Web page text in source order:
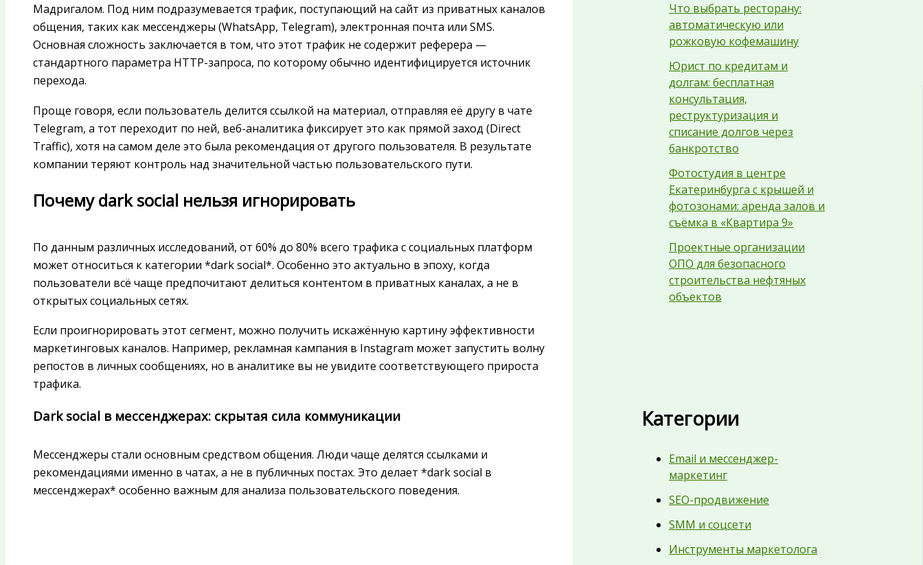
Мадригалом. Под ним подразумевается трафик, поступающий на сайт из приватных каналов
общения, таких как мессенджеры (WhatsApp, Telegram), электронная почта или SMS.
Основная сложность заключается в том, что этот трафик не содержит реферера —
стандартного параметра HTTP-запроса, по которому обычно идентифицируется источник
перехода.
Проще говоря, если пользователь делится ссылкой на материал, отправляя её другу в чате
Telegram, а тот переходит по ней, веб-аналитика фиксирует это как прямой заход (Direct
Traffic), хотя на самом деле это была рекомендация от другого пользователя. В результате
компании теряют контроль над значительной частью пользовательского пути.
Почему dark social нельзя игнорировать
По данным различных исследований, от 60% до 80% всего трафика с социальных платформ
может относиться к категории *dark social*. Особенно это актуально в эпоху, когда
пользователи всё чаще предпочитают делиться контентом в приватных каналах, а не в
открытых социальных сетях.
Если проигнорировать этот сегмент, можно получить искажённую картину эффективности
маркетинговых каналов. Например, рекламная кампания в Instagram может запустить волну
репостов в личных сообщениях, но в аналитике вы не увидите соответствующего прироста
трафика.
Dark social в мессенджерах: скрытая сила коммуникации
Мессенджеры стали основным средством общения. Люди чаще делятся ссылками и
рекомендациями именно в чатах, а не в публичных постах. Это делает *dark social в
мессенджерах* особенно важным для анализа пользовательского поведения.
Что выбрать ресторану:
автоматическую или
рожковую кофемашину
Юрист по кредитам и
долгам: бесплатная
консультация,
реструктуризация и
списание долгов через
банкротство
Фотостудия в центре
Екатеринбурга с крышей и
фотозонами: аренда залов и
съёмка в «Квартира 9»
Проектные организации
ОПО для безопасного
строительства нефтяных
объектов
Категории
Email и мессенджер-
маркетинг
SEO-продвижение
SMM и соцсети
Инструменты маркетолога